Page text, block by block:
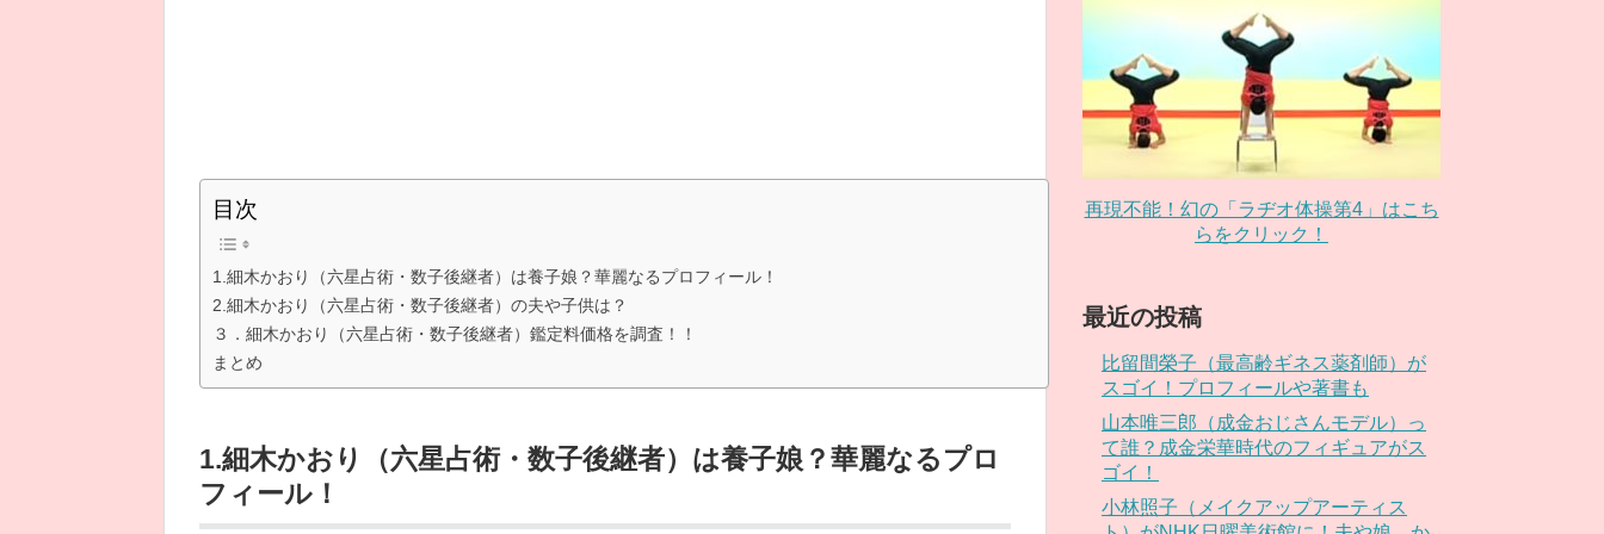
目次
1.細木かおり（六星占術・数子後継者）は養子娘？華麗なるプロフィール！
2.細木かおり（六星占術・数子後継者）の夫や子供は？
３．細木かおり（六星占術・数子後継者）鑑定料価格を調査！！
まとめ
1.細木かおり（六星占術・数子後継者）は養子娘？華麗なるプロ
フィール！
再現不能！幻の「ラヂオ体操第4」はこち
らをクリック！
最近の投稿
比留間榮子（最高齢ギネス薬剤師）が
スゴイ！プロフィールや著書も
山本唯三郎（成金おじさんモデル）っ
て誰？成金栄華時代のフィギュアがス
ゴイ！
小林照子（メイクアップアーティス